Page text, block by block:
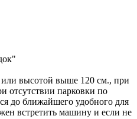
высотой выше 120 см., при
отсутствии парковки по
до ближайшего удобного для
встретить машину и если не